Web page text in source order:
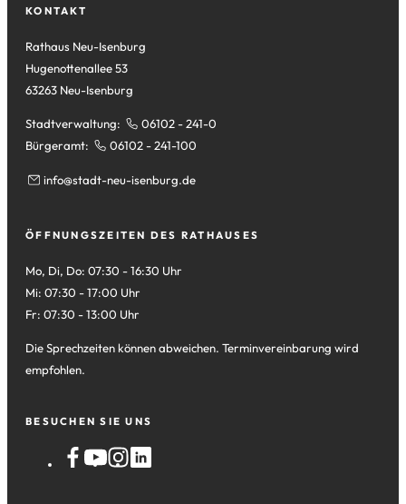
Tab)
neuen
KONTAKT
Rathaus Neu-Isenburg
Hugenottenallee 53
63263 Neu-Isenburg
Stadtverwaltung:
06102 - 241-0
Bürgeramt:
06102 - 241-100
info stadt-neu-isenburg de
ÖFFNUNGSZEITEN DES RATHAUSES
Mo, Di, Do: 07:30 - 16:30 Uhr
Mi: 07:30 - 17:00 Uhr
Fr: 07:30 - 13:00 Uhr
Die Sprechzeiten können abweichen. Terminvereinbarung wird
empfohlen.
BESUCHEN SIE UNS